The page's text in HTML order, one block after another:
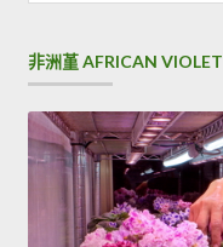
非洲堇 AFRICAN VIOLET